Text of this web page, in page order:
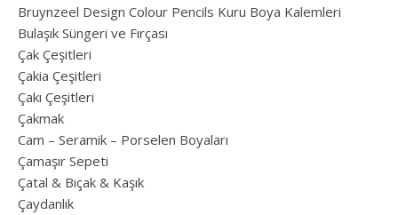
Bruynzeel Design Colour Pencils Kuru Boya Kalemleri
Bulaşık Süngeri ve Fırçası
Çak Çeşitleri
Çakia Çeşitleri
Çakı Çeşitleri
Çakmak
Cam – Seramik – Porselen Boyaları
Çamaşır Sepeti
Çatal & Bıçak & Kaşık
Çaydanlık